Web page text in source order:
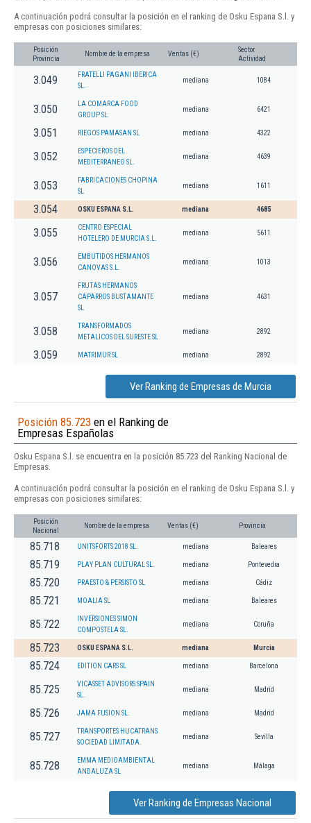
A continuación podrá consultar la posición en el ranking de Osku Espana S.l. y
empresas con posiciones similares:
Posición
Provincia
Nombre de la empresa Ventas (€)
Sector
Actividad
3.049
FRATELLI PAGANI IBERICA
SL.
mediana 1084
3.050
LA COMARCA FOOD
GROUP SL.
mediana 6421
3.051 RIEGOS PAMASAN SL mediana 4322
3.052
ESPECIEROS DEL
MEDITERRANEO SL.
mediana 4639
3.053
FABRICACIONES CHOPINA
SL
mediana 1611
3.054 OSKU ESPANA S.L. mediana 4685
3.055
CENTRO ESPECIAL
HOTELERO DE MURCIA S.L.
mediana 5611
3.056
EMBUTIDOS HERMANOS
CANOVAS S.L.
mediana 1013
3.057
FRUTAS HERMANOS
CAPARROS BUSTAMANTE
SL
mediana 4631
3.058
TRANSFORMADOS
METALICOS DEL SURESTE SL
mediana 2892
3.059 MATRIMUR SL mediana 2892
Ver Ranking de Empresas de Murcia
Posición 85.723 en el Ranking de
Empresas Españolas
Osku Espana S.l. se encuentra en la posición 85.723 del Ranking Nacional de
Empresas.
A continuación podrá consultar la posición en el ranking de Osku Espana S.l. y
empresas con posiciones similares:
Posición
Nacional
Nombre de la empresa Ventas (€) Provincia
85.718 UNITSFORTS 2018 SL. mediana Baleares
85.719 PLAY PLAN CULTURAL SL. mediana Pontevedra
85.720 PRAESTO & PERSISTO SL mediana Cádiz
85.721 MOALIA SL mediana Baleares
85.722
INVERSIONES SIMON
COMPOSTELA SL.
mediana Coruña
85.723 OSKU ESPANA S.L. mediana Murcia
85.724 EDITION CARS SL mediana Barcelona
85.725
VICASSET ADVISORS SPAIN
SL.
mediana Madrid
85.726 JAMA FUSION SL. mediana Madrid
85.727
TRANSPORTES HUCATRANS
SOCIEDAD LIMITADA.
mediana Sevilla
85.728
EMMA MEDIOAMBIENTAL
ANDALUZA SL
mediana Málaga
Ver Ranking de Empresas Nacional